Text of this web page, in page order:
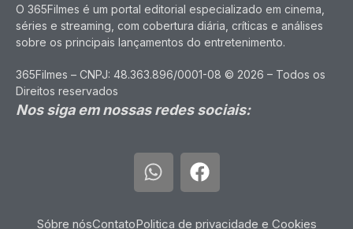
O 365Filmes é um portal editorial especializado em cinema,
séries e streaming, com cobertura diária, críticas e análises
sobre os principais lançamentos do entretenimento.
365Filmes – CNPJ: 48.363.896/0001-08 © 2026 – Todos os
Direitos reservados
Nos siga em nossas redes sociais:
Sóbre nósContatoPolitica de privacidade e Cookies